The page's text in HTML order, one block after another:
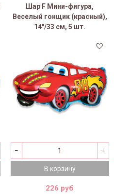
Шар F Мини-фигура,
Веселый гонщик (красный),
14"/33 см, 5 шт.
В корзину
226 руб